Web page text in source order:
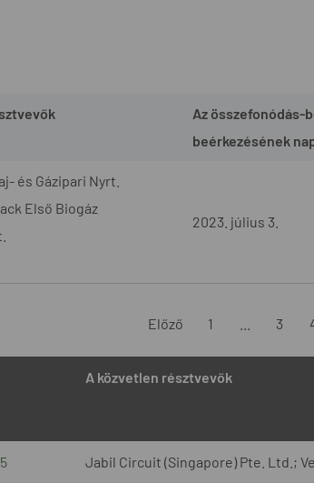
Az összefonódás-
beérkezésének
és Gázipari Nyrt.
Első Biogáz
2023. július 3.
Előző 1 3
A közvetlen résztvevők
Jabil Circuit (Singapore) Pte. Ltd.;